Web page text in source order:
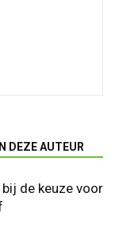
DEZE AUTEUR
de keuze voor